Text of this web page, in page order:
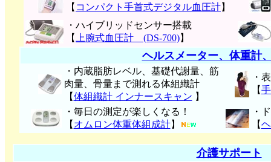
【 コンパクト手首式デジタル血圧計】
・ハイブリッドセンサー搭載
【
上腕式血圧計 (DS-700)】
ヘルスメーター、体重計
・内蔵脂肪レベル、基礎代謝量、筋
肉量、骨量まで測れる体組織計
【体組織計 インナースキャン 】
・
【
・毎日の測定が楽しくなる！
【 オムロン体重体組成計】
・
【
介護サポート